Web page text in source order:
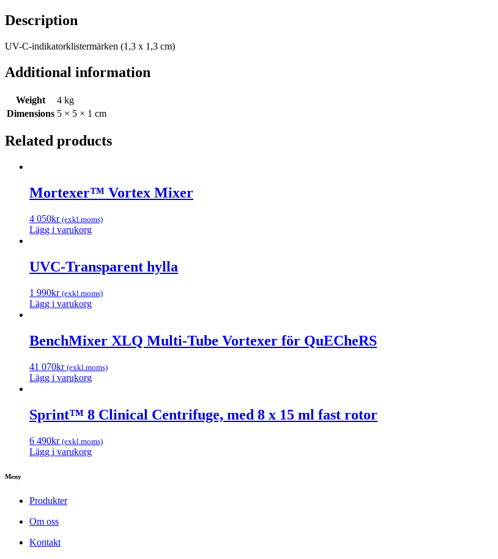
quantity
Description
UV-C-indikatorklistermärken (1,3 x 1,3 cm)
Additional information
Weight
4 kg
Dimensions 5 × 5 × 1 cm
Related products
Mortexer™ Vortex Mixer
4 050kr (exkl.moms)
Lägg i varukorg
UVC-Transparent hylla
1 990kr (exkl.moms)
Lägg i varukorg
BenchMixer XLQ Multi-Tube Vortexer för QuECheRS
41 070kr (exkl.moms)
Lägg i varukorg
Sprint™ 8 Clinical Centrifuge, med 8 x 15 ml fast rotor
6 490kr (exkl.moms)
Lägg i varukorg
Meny
Produkter
Om oss
Kontakt